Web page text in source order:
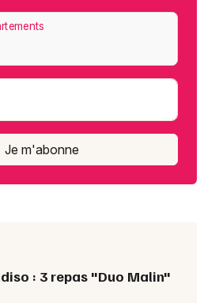
Je m'abonne
: 3 repas "Duo Malin"